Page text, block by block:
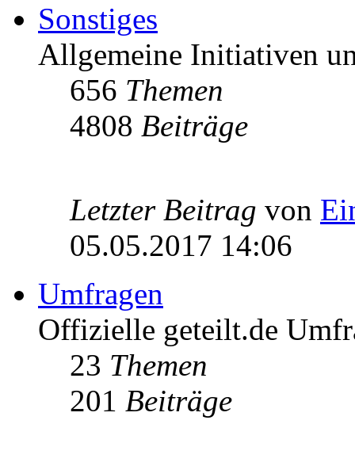
Sonstiges
Allgemeine Initiativen
656 Themen
4808 Beiträge
Letzter Beitrag von
05.05.2017 14:06
Umfragen
Offizielle geteilt.de
23 Themen
201 Beiträge